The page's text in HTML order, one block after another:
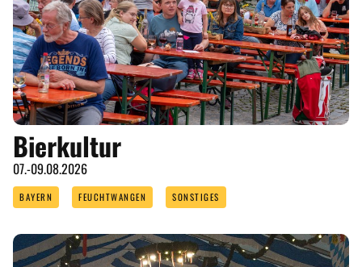
Bierkultur
07.-09.08.2026
BAYERN FEUCHTWANGEN SONSTIGES